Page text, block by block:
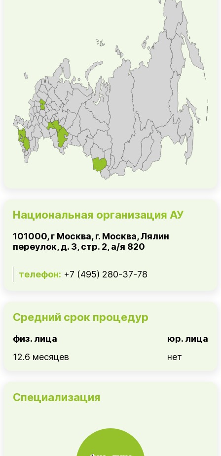
Национальная организация АУ
101000, г Москва, г. Москва, Лялин
переулок, д. 3, стр. 2, а/я 820
телефон: +7 (495) 280-37-78
Средний срок процедур
физ. лица
12.6 месяцев
юр. лица
нет
Специализация